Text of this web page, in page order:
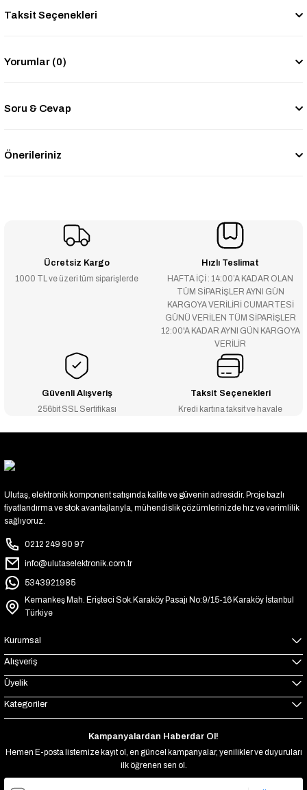
Taksit Seçenekleri
Yorumlar (0)
Soru & Cevap
Önerileriniz
Ücretsiz Kargo
1000 TL ve üzeri tüm siparişlerde
Hızlı Teslimat
HAFTA İÇİ : 14:00’A KADAR OLAN
TÜM SİPARİŞLER AYNI GÜN
KARGOYA VERİLİRİ CUMARTESİ
GÜNÜ VERİLEN TÜM SİPARİŞLER
12:00'A KADAR AYNI GÜN KARGOYA
VERİLİR
Güvenli Alışveriş
256bit SSL Sertifikası
Taksit Seçenekleri
Kredi kartına taksit ve havale
Ulutaş, elektronik komponent satışında kalite ve güvenin adresidir. Proje bazlı
fiyatlandırma ve stok avantajlarıyla, mühendislik çözümlerinizde hız ve verimlilik
sağlıyoruz.
0212 249 90 97
info@ulutaselektronik.com.tr
5343921985
Kemankeş Mah. Erişteci Sok.Karaköy Pasajı No:9/15-16 Karaköy İstanbul
Türkiye
Kurumsal
Alışveriş
Üyelik
Kategoriler
Kampanyalardan Haberdar Ol!
Hemen E-posta listemize kayıt ol, en güncel kampanyalar, yenilikler ve duyuruları
ilk öğrenen sen ol.